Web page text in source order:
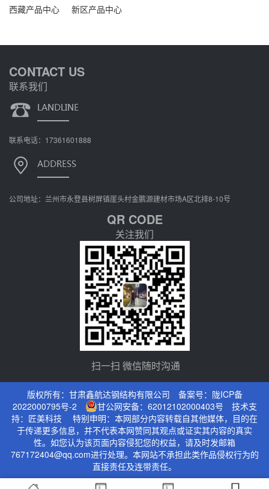
西藏产品中心
新区产品中心
CONTACT US
联系我们
联系电话：17361601888
公司地址：兰州市永登县树屏镇崖头村金鹏源建材市场A区北排8-10号
QR CODE
关注我们
扫一扫 微信随时沟通
版权所有：甘肃鑫航达钢结构有限公司 备案号： 陇ICP备
2022000795号-2
甘公网安备：62012102000403号 技术支
持： 匠美科技 特别申明：本网部分内容转载自其他媒体，目的在
于传递更多信息，并不代表本网赞同其观点或证实其内容的真实
性。如您认为该页面内容侵犯您的权益，请及时发邮箱
767172404@qq.com进行处理。本网站不承担此类作品侵权行为的
直接责任及连带责任。